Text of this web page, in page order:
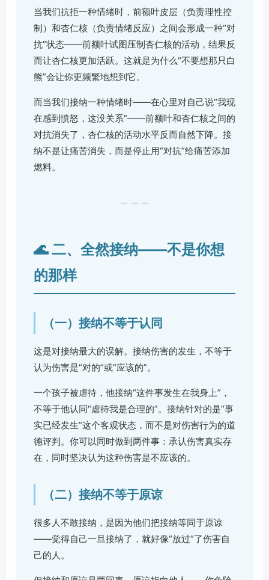
当我们抗拒一种情绪时，前额叶皮层（负责理性控
制）和杏仁核（负责情绪反应）之间会形成一种“对
抗”状态——前额叶试图压制杏仁核的活动，结果反
而让杏仁核更加活跃。这就是为什么“不要想那只白
熊”会让你更频繁地想到它。
而当我们接纳一种情绪时——在心里对自己说“我现
在感到愤怒，这没关系”——前额叶和杏仁核之间的
对抗消失了，杏仁核的活动水平反而自然下降。接
纳不是让痛苦消失，而是停止用“对抗”给痛苦添加
燃料。
～～～
🌊 二、全然接纳——不是你想
的那样
（一）接纳不等于认同
这是对接纳最大的误解。接纳伤害的发生，不等于
认为伤害是“对的”或“应该的”。
一个孩子被虐待，他接纳“这件事发生在我身上”，
不等于他认同“虐待我是合理的”。接纳针对的是“事
实已经发生”这个客观状态，而不是对伤害行为的道
德评判。你可以同时做到两件事：承认伤害真实存
在，同时坚决认为这种伤害是不应该的。
（二）接纳不等于原谅
很多人不敢接纳，是因为他们把接纳等同于原谅
——觉得自己一旦接纳了，就好像“放过”了伤害自
己的人。